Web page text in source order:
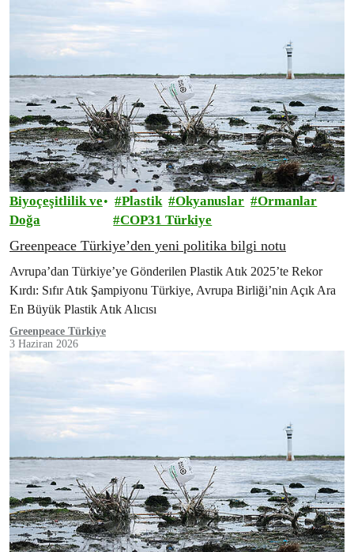
Biyoçeşitlilik ve
Doğa
Plastik Okyanuslar
Ormanlar
COP31 Türkiye
Greenpeace Türkiye’den yeni politika bilgi notu
Avrupa’dan Türkiye’ye Gönderilen Plastik Atık 2025’te Rekor
Kırdı: Sıfır Atık Şampiyonu Türkiye, Avrupa Birliği’nin Açık Ara
En Büyük Plastik Atık Alıcısı
Greenpeace Türkiye
3 Haziran 2026